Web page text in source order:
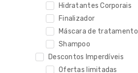
Hidratantes Corporais
Finalizador
Máscara de tratamento
Shampoo
Descontos Imperdíveis
Ofertas limitadas